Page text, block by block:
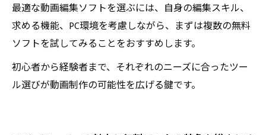
最適な動画編集ソフトを選ぶには、自身の編集スキル、
求める機能、PC環境を考慮しながら、まずは複数の無料
ソフトを試してみることをおすすめします。
初心者から経験者まで、それぞれのニーズに合ったツー
ル選びが動画制作の可能性を広げる鍵です。